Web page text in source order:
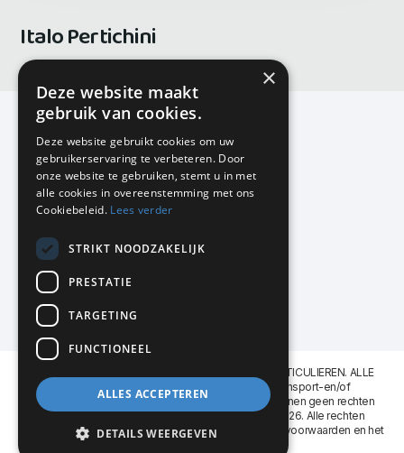
Italo Pertichini
KMP Kantoormeubilair
Airport Business Park
Frankfurtstraat 29-31
1175 RH Lijnden
020-617 01 26
info@kmpkantoormeubilair.nl
Facebook
Instagram
KMP Kantoormeubilair levert aan BEDRIJVEN en PARTICULIEREN. ALLE
GENOEMDE PRIJZEN ZIJN EXCL. 21% B.T.W. Transport-en/of
Montagekosten op aanvraag. Aan deze website kunnen geen rechten
worden ontleend. KMP Kantoormeubilair VOF © 2026. Alle rechten
voorbehouden. Lees voor gebruik graag de
leveringsvoorwaarden en het
×
Deze website maakt
gebruik van cookies.
Deze website gebruikt cookies om uw
gebruikerservaring te verbeteren. Door
onze website te gebruiken, stemt u in met
alle cookies in overeenstemming met ons
Cookiebeleid. Lees verder
STRIKT NOODZAKELIJK
PRESTATIE
TARGETING
FUNCTIONEEL
ALLES ACCEPTEREN
DETAILS WEERGEVEN